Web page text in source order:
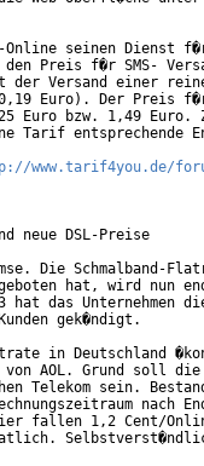
seinen Dienst f�r
Preis f�r SMS-
der Versand einer
Euro). Der Preis f�r
Euro bzw. 1,49 Euro.
Tarif entsprechende
www.tarif4you.de/
neue DSL-Preise
Die Schmalband-
hat, wird nun
das Unternehmen
gek�ndigt.
in Deutschland
AOL. Grund soll die
Telekom sein.
nach
fallen 1,2 Cent/